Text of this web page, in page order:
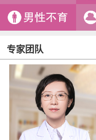
专家团队